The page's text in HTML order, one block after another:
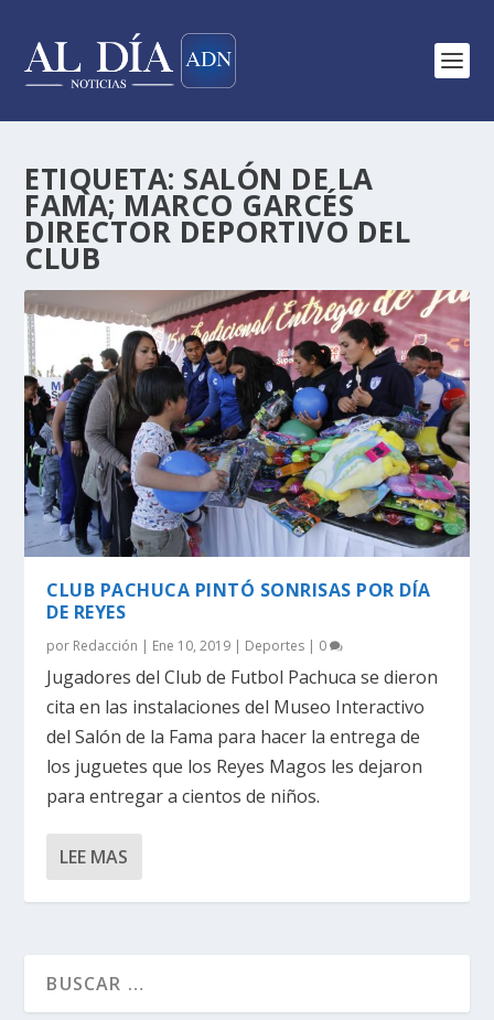
ETIQUETA: SALÓN DE LA
FAMA; MARCO GARCÉS
DIRECTOR DEPORTIVO DEL
CLUB
CLUB PACHUCA PINTÓ SONRISAS POR DÍA
DE REYES
por Redacción | Ene 10, 2019 | Deportes | 0
Jugadores del Club de Futbol Pachuca se dieron
cita en las instalaciones del Museo Interactivo
del Salón de la Fama para hacer la entrega de
los juguetes que los Reyes Magos les dejaron
para entregar a cientos de niños.
LEE MAS